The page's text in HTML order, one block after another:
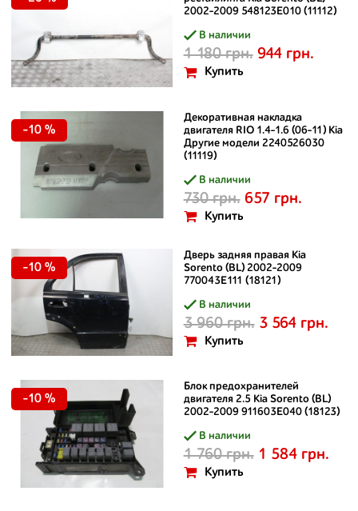
2002–2009 548123E010 (11112)
В наличии
1 180 грн. 944 грн.
Купить
Декоративная накладка
двигателя RIO 1.4-1.6 (06-11) Kia
Другие модели 2240526030
(11119)
В наличии
730 грн. 657 грн.
Купить
-10 %
Дверь задняя правая Kia
Sorento (BL) 2002–2009
770043E111 (18121)
В наличии
3 960 грн. 3 564 грн.
Купить
-10 %
Блок предохранителей
двигателя 2.5 Kia Sorento (BL)
2002–2009 911603E040 (18123)
В наличии
1 760 грн. 1 584 грн.
Купить
-10 %